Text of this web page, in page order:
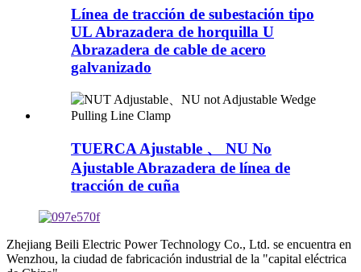
Línea de tracción de subestación tipo
UL Abrazadera de horquilla U
Abrazadera de cable de acero
galvanizado
TUERCA Ajustable 、 NU No
Ajustable Abrazadera de línea de
tracción de cuña
Zhejiang Beili Electric Power Technology Co., Ltd. se encuentra en
Wenzhou, la ciudad de fabricación industrial de la "capital eléctrica